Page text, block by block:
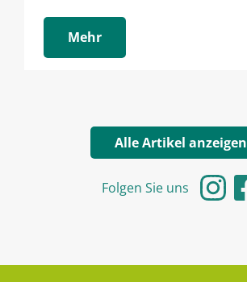
Mehr
Alle Artikel anzeigen
Folgen Sie uns